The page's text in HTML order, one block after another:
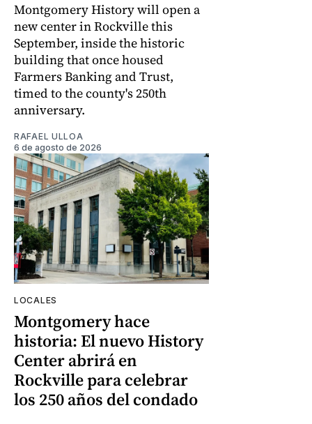
Montgomery History will open a
new center in Rockville this
September, inside the historic
building that once housed
Farmers Banking and Trust,
timed to the county's 250th
anniversary.
RAFAEL ULLOA
6 de agosto de 2026
LOCALES
Montgomery hace
historia: El nuevo History
Center abrirá en
Rockville para celebrar
los 250 años del condado